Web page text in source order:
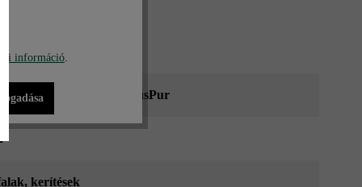
nüansz-árnyalt_ModulusPur
, kerítések
információ.